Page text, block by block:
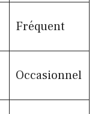
Fréquent
Occasionnel